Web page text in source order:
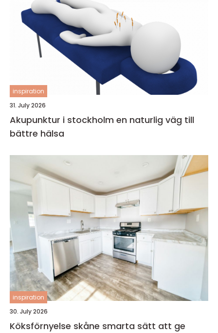
inspiration
31. July 2026
Akupunktur i stockholm en naturlig väg till
bättre hälsa
inspiration
30. July 2026
Köksförnyelse skåne smarta sätt att ge